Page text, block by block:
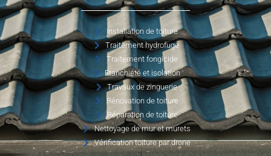
Installation de toiture
Traitement hydrofuge
Traitement fongicide
Etanchiété et isolation
Travaux de zinguerie
Rénovation de toiture
Réparation de toiture
Nettoyage de mur et murets
Vérification toiture par drone